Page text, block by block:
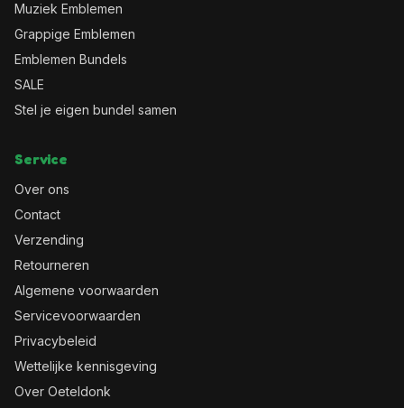
Muziek Emblemen
Grappige Emblemen
Emblemen Bundels
SALE
Stel je eigen bundel samen
Service
Over ons
Contact
Verzending
Retourneren
Algemene voorwaarden
Servicevoorwaarden
Privacybeleid
Wettelijke kennisgeving
Over Oeteldonk